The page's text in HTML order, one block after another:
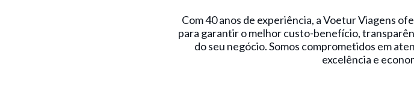
Com 40 anos de experiência, a Voetur Viagens
para garantir o melhor custo-benefício,
do seu negócio. Somos comprometidos em
excelência e